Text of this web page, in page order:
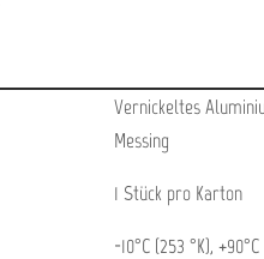
Vernickeltes
Messing
1 Stück pro Karton
-10°C (253 °K),